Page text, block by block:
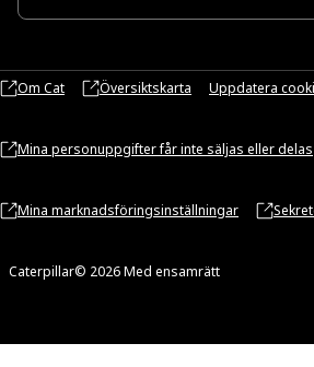
Om Cat Översiktskarta Uppdatera
Mina personuppgifter får inte säljas eller delas
Mina marknadsföringsinställningar
Caterpillar© 2026 Med ensamrätt